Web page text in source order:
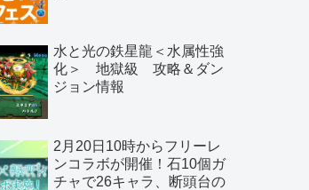
水と光の鉄星龍＜水属性強
化＞ 地獄級 攻略＆ダン
ジョン情報
2月20日10時からフリーレ
ンコラボが開催！石10個ガ
チャで26キャラ、断頭台の